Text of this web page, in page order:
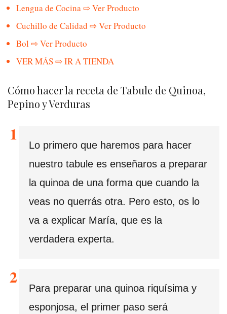
Lengua de Cocina ⇨ Ver Producto
Cuchillo de Calidad ⇨ Ver Producto
Bol ⇨ Ver Producto
VER MÁS ⇨ IR A TIENDA
Cómo hacer la receta de Tabule de Quinoa,
Pepino y Verduras
Lo primero que haremos para hacer
nuestro tabule es enseñaros a preparar
la quinoa de una forma que cuando la
veas no querrás otra. Pero esto, os lo
va a explicar María, que es la
verdadera experta.
Para preparar una quinoa riquísima y
esponjosa, el primer paso será